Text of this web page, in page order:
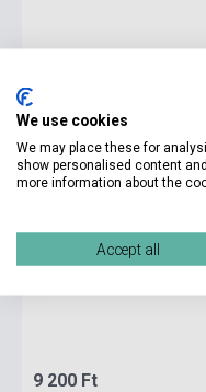
9 200 Ft
We use cookies
We may place these for
show personalised content
more information about the
Accept all